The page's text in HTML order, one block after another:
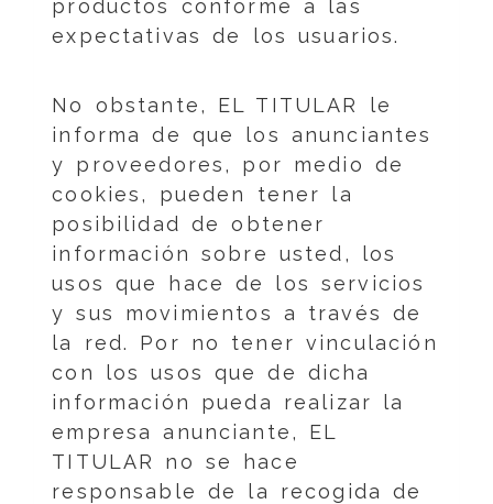
productos conforme a las
expectativas de los usuarios.
No obstante, EL TITULAR le
informa de que los anunciantes
y proveedores, por medio de
cookies, pueden tener la
posibilidad de obtener
información sobre usted, los
usos que hace de los servicios
y sus movimientos a través de
la red. Por no tener vinculación
con los usos que de dicha
información pueda realizar la
empresa anunciante, EL
TITULAR no se hace
responsable de la recogida de